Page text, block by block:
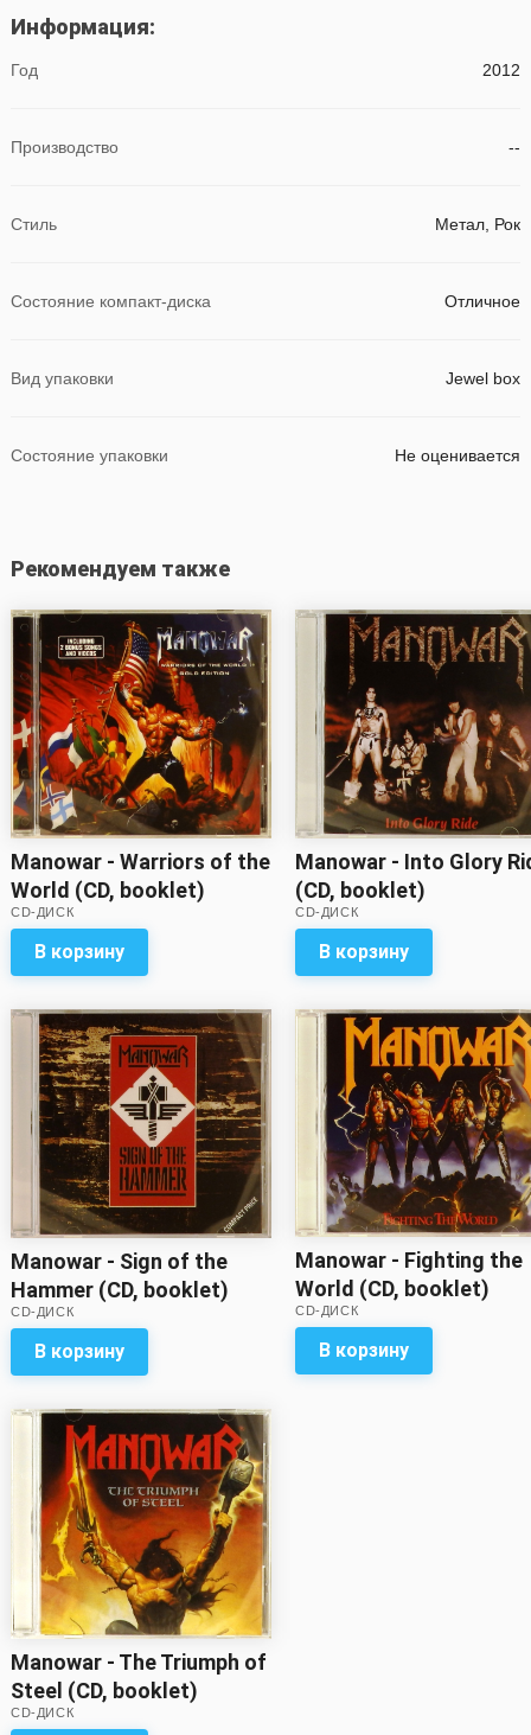
Информация:
Год 2012
Производство --
Стиль Метал, Рок
Состояние компакт-диска Отличное
Вид упаковки Jewel box
Состояние упаковки Не оценивается
Рекомендуем также
Manowar - Warriors of the
World (CD, booklet)
CD-ДИСК
В корзину
Manowar - Into Glory
(CD, booklet)
CD-ДИСК
В корзину
Manowar - Sign of the
Hammer (CD, booklet)
CD-ДИСК
В корзину
Manowar - Fighting the
World (CD, booklet)
CD-ДИСК
В корзину
Manowar - The Triumph of
Steel (CD, booklet)
CD-ДИСК